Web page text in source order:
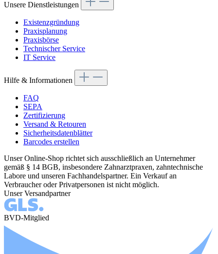
Unsere Dienstleistungen
Existenzgründung
Praxisplanung
Praxisbörse
Technischer Service
IT Service
Hilfe & Informationen
FAQ
SEPA
Zertifizierung
Versand & Retouren
Sicherheitsdatenblätter
Barcodes erstellen
Unser Online-Shop richtet sich ausschließlich an Unternehmer
gemäß § 14 BGB, insbesondere Zahnarztpraxen, zahntechnische
Labore und unseren Fachhandelspartner. Ein Verkauf an
Verbraucher oder Privatpersonen ist nicht möglich.
Unser Versandpartner
BVD-Mitglied